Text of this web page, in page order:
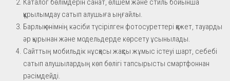
Каталог бөлімдерін санат, өлшем және стиль бойынша
құрылымдау сатып алушыға ыңғайлы.
Барлық өнімнің кәсіби түсірілген фотосуреттері қажет, тауарды
әр қырынан және модельдерде көрсету ұсынылады.
Сайттың мобильдік нұсқасы жақсы жұмыс істеуі шарт, себебі
сатып алушылардың көп бөлігі тапсырысты смартфоннан
рәсімдейді.